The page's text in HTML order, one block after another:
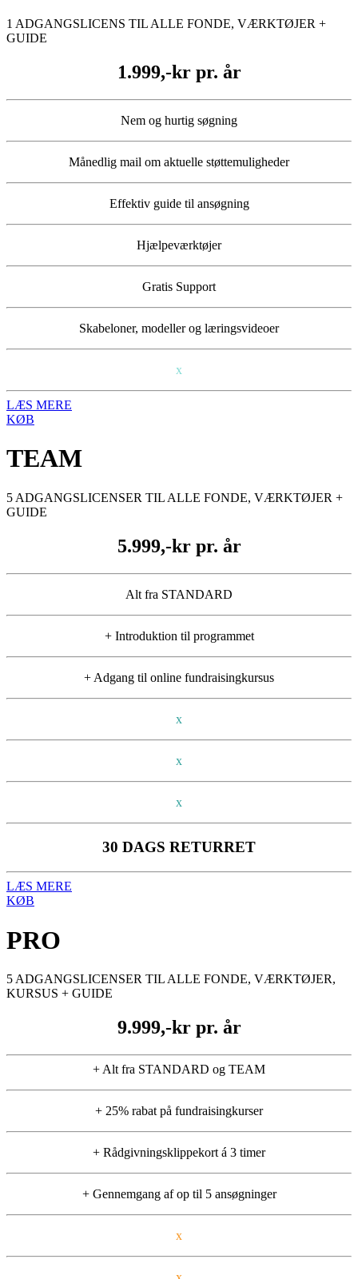
1 ADGANGSLICENS TIL ALLE FONDE, VÆRKTØJER +
GUIDE
1.999,-kr pr. år
Nem og hurtig søgning
Månedlig mail om aktuelle støttemuligheder
Effektiv guide til ansøgning
Hjælpeværktøjer
Gratis Support
Skabeloner, modeller og læringsvideoer
x
LÆS MERE
KØB
TEAM
5 ADGANGSLICENSER TIL ALLE FONDE, VÆRKTØJER +
GUIDE
5.999,-kr pr. år
Alt fra STANDARD
+ Introduktion til programmet
+ Adgang til online fundraisingkursus
x
x
x
30 DAGS RETURRET
LÆS MERE
KØB
PRO
5 ADGANGSLICENSER TIL ALLE FONDE, VÆRKTØJER,
KURSUS + GUIDE
9.999,-kr pr. år
+ Alt fra STANDARD og TEAM
+ 25% rabat på fundraisingkurser
+ Rådgivningsklippekort á 3 timer
+ Gennemgang af op til 5 ansøgninger
x